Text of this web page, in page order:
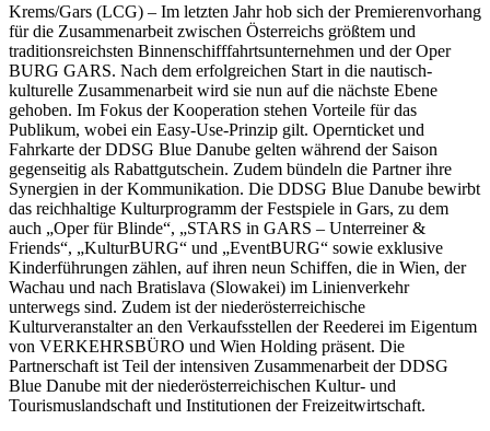
Krems/Gars (LCG) – Im letzten Jahr hob sich der Premierenvorhang
für die Zusammenarbeit zwischen Österreichs größtem und
traditionsreichsten Binnenschifffahrtsunternehmen und der Oper
BURG GARS. Nach dem erfolgreichen Start in die nautisch-
kulturelle Zusammenarbeit wird sie nun auf die nächste Ebene
gehoben. Im Fokus der Kooperation stehen Vorteile für das
Publikum, wobei ein Easy-Use-Prinzip gilt. Opernticket und
Fahrkarte der DDSG Blue Danube gelten während der Saison
gegenseitig als Rabattgutschein. Zudem bündeln die Partner ihre
Synergien in der Kommunikation. Die DDSG Blue Danube bewirbt
das reichhaltige Kulturprogramm der Festspiele in Gars, zu dem
auch „Oper für Blinde“, „STARS in GARS – Unterreiner &
Friends“, „KulturBURG“ und „EventBURG“ sowie exklusive
Kinderführungen zählen, auf ihren neun Schiffen, die in Wien, der
Wachau und nach Bratislava (Slowakei) im Linienverkehr
unterwegs sind. Zudem ist der niederösterreichische
Kulturveranstalter an den Verkaufsstellen der Reederei im Eigentum
von VERKEHRSBÜRO und Wien Holding präsent. Die
Partnerschaft ist Teil der intensiven Zusammenarbeit der DDSG
Blue Danube mit der niederösterreichischen Kultur- und
Tourismuslandschaft und Institutionen der Freizeitwirtschaft.